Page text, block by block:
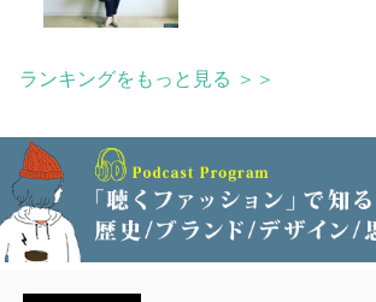
ランキングをもっと見る ＞＞